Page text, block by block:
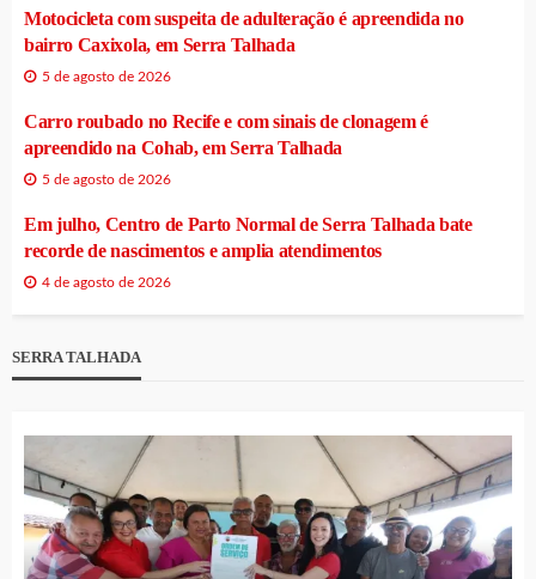
Motocicleta com suspeita de adulteração é apreendida no
bairro Caxixola, em Serra Talhada
5 de agosto de 2026
Carro roubado no Recife e com sinais de clonagem é
apreendido na Cohab, em Serra Talhada
5 de agosto de 2026
Em julho, Centro de Parto Normal de Serra Talhada bate
recorde de nascimentos e amplia atendimentos
4 de agosto de 2026
SERRA TALHADA